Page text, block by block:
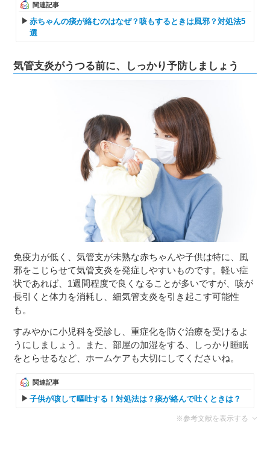
関連記事
赤ちゃんの痰が絡むのはなぜ？咳もするときは風邪？対処法5
選
気管支炎がうつる前に、しっかり予防しましょう
免疫力が低く、気管支が未熟な赤ちゃんや子供は特に、風
邪をこじらせて気管支炎を発症しやすいものです。軽い症
状であれば、1週間程度で良くなることが多いですが、咳が
長引くと体力を消耗し、細気管支炎を引き起こす可能性
も。
すみやかに小児科を受診し、重症化を防ぐ治療を受けるよ
うにしましょう。また、部屋の加湿をする、しっかり睡眠
をとらせるなど、ホームケアも大切にしてくださいね。
関連記事
子供が咳して嘔吐する！対処法は？痰が絡んで吐くときは？
※参考文献を表示する